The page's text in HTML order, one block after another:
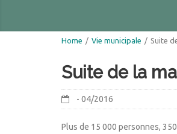
Home / Vie municipale / Suite
Suite de la
- 04/2016
Plus de 15 000 personnes,